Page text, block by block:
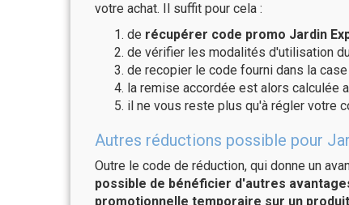
votre achat. Il suffit pour cela :
de récupérer code promo Jardin
de vérifier les modalités d'utilisation
de recopier le code fourni dans la
la remise accordée est alors calculée
il ne vous reste plus qu'à régler votre
Autres réductions possible pour
Outre le code de réduction, qui donne un
possible de bénéficier d'autres
promotionnelle temporaire sur un